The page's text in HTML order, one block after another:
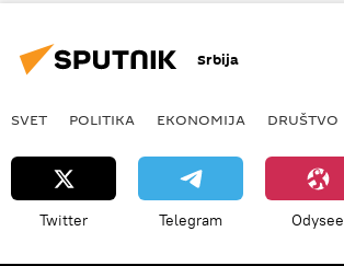
Srbija
SVET POLITIKA EKONOMIJA DRUŠTVO
Twitter Telegram Odysee